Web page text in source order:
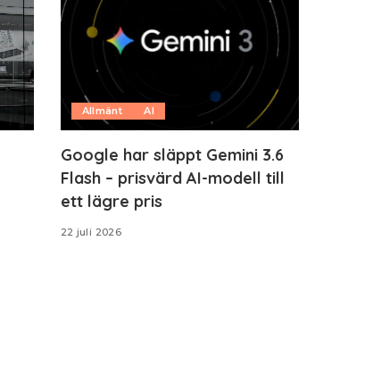
Allmänt AI
Google har släppt Gemini 3.6
Flash – prisvärd AI-modell till
ett lägre pris
22 juli 2026